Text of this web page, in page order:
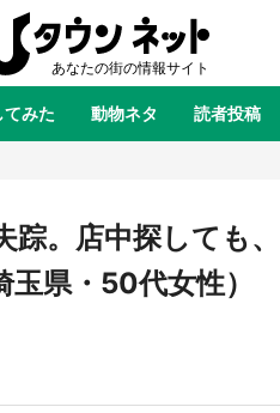
全国
青森 岩手 宮城
茨城 栃木 群馬
てみた 動物ネタ 読者投稿
ありがとう 物語がはじまる町へ
。店中探しても、
県・50代女性）